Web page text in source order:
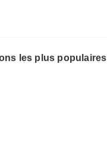
les plus populaires